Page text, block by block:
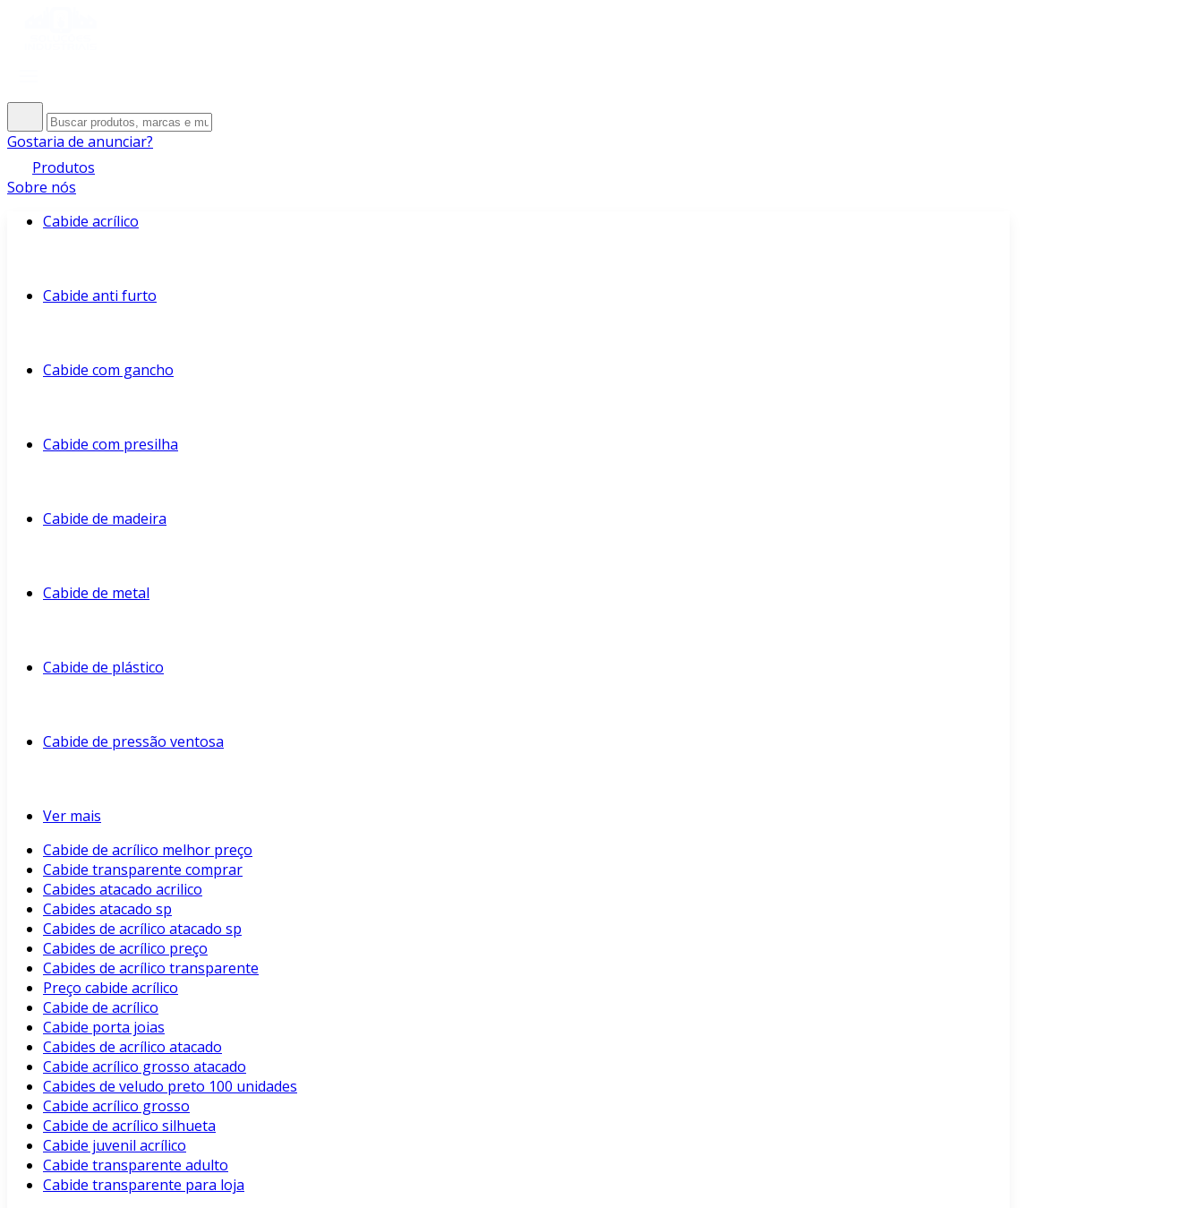
Gostaria de anunciar?
Produtos
Sobre nós
Cabide acrílico
Cabide anti furto
Cabide com gancho
Cabide com presilha
Cabide de madeira
Cabide de metal
Cabide de plástico
Cabide de pressão ventosa
Ver mais
Cabide de acrílico melhor preço
Cabide transparente comprar
Cabides atacado acrilico
Cabides atacado sp
Cabides de acrílico atacado sp
Cabides de acrílico preço
Cabides de acrílico transparente
Preço cabide acrílico
Cabide de acrílico
Cabide porta joias
Cabides de acrílico atacado
Cabide acrílico grosso atacado
Cabides de veludo preto 100 unidades
Cabide acrílico grosso
Cabide de acrílico silhueta
Cabide juvenil acrílico
Cabide transparente adulto
Cabide transparente para loja